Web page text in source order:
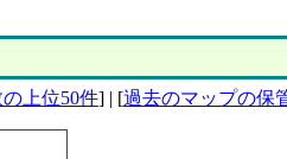
上位50件] | [過去のマップの保